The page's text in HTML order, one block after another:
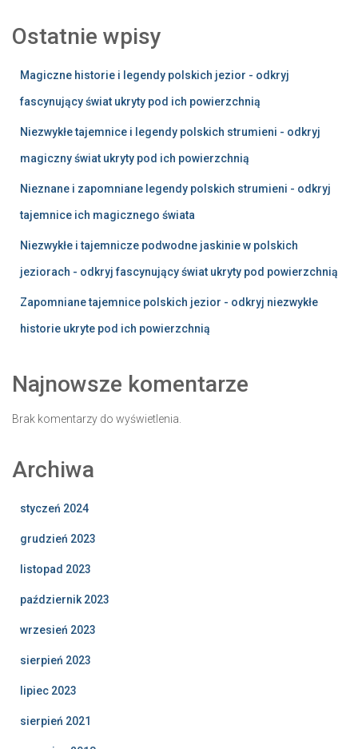
Ostatnie wpisy
Magiczne historie i legendy polskich jezior - odkryj
fascynujący świat ukryty pod ich powierzchnią
Niezwykłe tajemnice i legendy polskich strumieni - odkryj
magiczny świat ukryty pod ich powierzchnią
Nieznane i zapomniane legendy polskich strumieni - odkryj
tajemnice ich magicznego świata
Niezwykłe i tajemnicze podwodne jaskinie w polskich
jeziorach - odkryj fascynujący świat ukryty pod powierzchnią
Zapomniane tajemnice polskich jezior - odkryj niezwykłe
historie ukryte pod ich powierzchnią
Najnowsze komentarze
Brak komentarzy do wyświetlenia.
Archiwa
styczeń 2024
grudzień 2023
listopad 2023
październik 2023
wrzesień 2023
sierpień 2023
lipiec 2023
sierpień 2021